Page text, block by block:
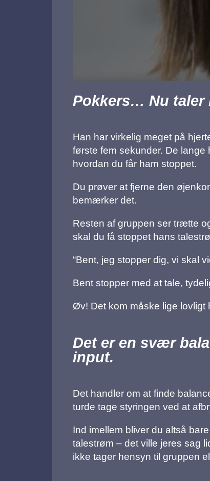
Pokkers… Nu taler
Han har virkelig meget på
første fem sekunder. De lange
hvordan du får ham stoppet.
Du prøver at fjerne den
bemærker det.
Resten af gruppen ser trætte
skal du få stoppet hans
“Bent, jeg stopper dig, vi skal
Bent stopper med at tale,
Øv! Det kom måske lige lovligt
Det er en svær
input.
Det handler om at finde
turde tage styringen ved at
Ind imellem bliver du altså
talestrøm – det ville jeres sag
ikke tager hensyn til gruppen